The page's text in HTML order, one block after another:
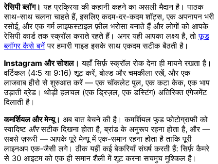
रेसिपी ब्लॉग। यह प्रक्रिया की कहानी कहने का असली मैदान है। पाठक
साथ-साथ चलना चाहते हैं, इसलिए कदम-दर-कदम शॉट्स, एक अपनापन भरी
रसोई, और एक गर्म लाइफस्टाइल फ़ील भरोसा बनाते हैं और लोगों को आपके
रेसिपी कार्ड तक स्क्रॉल कराते रहते हैं। अगर यही आपका लक्ष्य है, तोफूड
ब्लॉगर कैसे बनेंपर हमारी गाइड इसके साथ एकदम सटीक बैठती है।
Instagram और सोशल। यहाँ सिर्फ़ स्क्रॉल रोक देना ही मायने रखता है।
वर्टिकल (4:5 या 9:16) शूट करें, बोल्ड और चमकीला रखें, और एक
लाजवाब हीरो से शुरुआत करें — एक चॉकलेट पुल, एक कटा केक, एक भाप
उड़ाती ब्रेड। थोड़ी हलचल (एक ड्रिज़ल, एक डस्टिंग) अतिरिक्त एंगेजमेंट
दिलाती है।
कमर्शियल और मेन्यू। अब बात बेचने की है। कमर्शियल फूड फोटोग्राफी को
स्वादिष्ट औरसटीक दिखना होता है, ब्रांड के अनुरूप रहना होता है, और —
सबसे ज़रूरी — आपके पूरे मेन्यू में एक-समान रहना होता है ताकि पूरी
लाइनअप एक-जैसी लगे। ठीक यहीं कई बेकरियाँ संघर्ष करती हैं: सिर्फ़ कैमरे
से 30 आइटम को एक ही समान शैली में शूट करना सचमुच मुश्किल है।